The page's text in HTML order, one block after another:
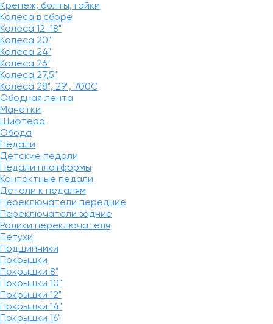
Крепеж, болты, гайки
Колеса в сборе
Колеса 12-18"
Колеса 20"
Колеса 24"
Колеса 26"
Колеса 27,5"
Колеса 28", 29", 700С
Ободная лента
Манетки
Шифтера
Обода
Педали
Детские педали
Педали платформы
Контактные педали
Детали к педалям
Переключатели передние
Переключатели задние
Ролики переключателя
Петухи
Подшипники
Покрышки
Покрышки 8"
Покрышки 10"
Покрышки 12"
Покрышки 14"
Покрышки 16"